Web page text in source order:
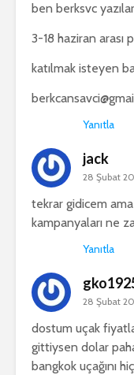
ben berksvc
3-18 haziran arası
katılmak isteyen
Yanıtla
jack
28 Şubat
tekrar gidicem
kampanyaları ne
Yanıtla
28 Şubat
dostum uçak
gittiysen dolar
bangkok uçağını